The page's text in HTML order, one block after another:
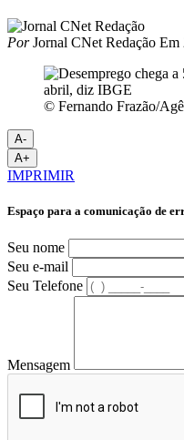
PorJornal CNet Redação Em
© Fernando Frazão/
A-
A+
IMPRIMIR
Espaço para a comunicação de
Seu nome
Seu e-mail
Seu Telefone
Mensagem